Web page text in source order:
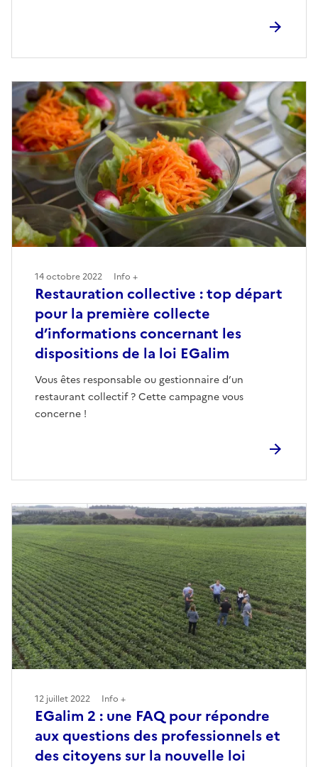
Restauration collective : top départ
pour la première collecte
d’informations concernant les
dispositions de la loi EGalim
Vous êtes responsable ou gestionnaire d’un
restaurant collectif ? Cette campagne vous
concerne !
14 octobre 2022 Info +
EGalim 2 : une FAQ pour répondre
aux questions des professionnels et
des citoyens sur la nouvelle loi
12 juillet 2022 Info +